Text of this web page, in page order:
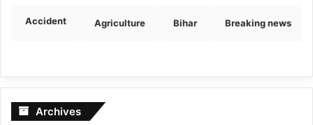
Accident Agriculture Bihar Breaking news
Archives Archives